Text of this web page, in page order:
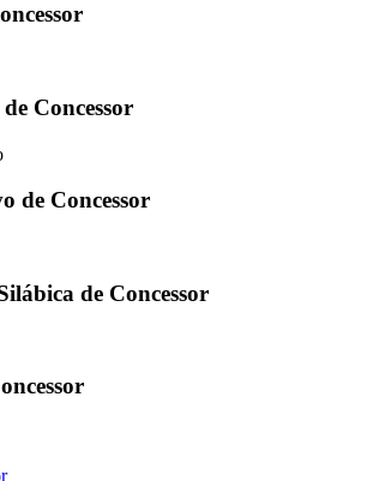
de Concessor
de Concessor
de Concessor